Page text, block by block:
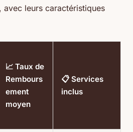
leurs caractéristiques
📈 Taux de
Rembours
ement
moyen
📋 Services
inclus